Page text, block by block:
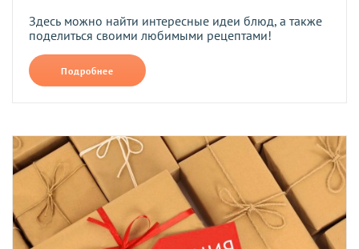
Здесь можно найти интересные идеи блюд, а также
поделиться своими любимыми рецептами!
Подробнее